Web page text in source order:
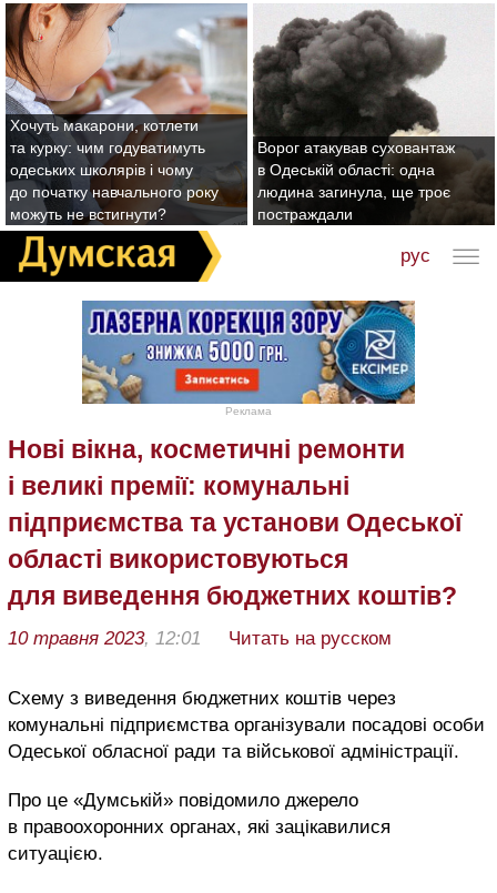
Хочуть макарони, котлети
та курку: чим годуватимуть
одеських школярів і чому
до початку навчального року
можуть не встигнути?
Ворог атакував суховантаж
в Одеській області: одна
людина загинула, ще троє
постраждали
рус
Реклама
Нові вікна, косметичні ремонти
і великі премії: комунальні
підприємства та установи Одеської
області використовуються
для виведення бюджетних коштів?
10 травня 2023, 12:01 Читать на русском
Схему з виведення бюджетних коштів через
комунальні підприємства організували посадові особи
Одеської обласної ради та військової адміністрації.
Про це «Думській» повідомило джерело
в правоохоронних органах, які зацікавилися
ситуацією.